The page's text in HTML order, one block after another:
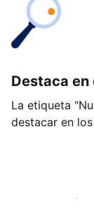
Destaca en
La etiqueta
destacar en
Empieza hoy